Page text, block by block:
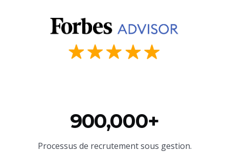
900,000+
Processus de recrutement sous gestion.